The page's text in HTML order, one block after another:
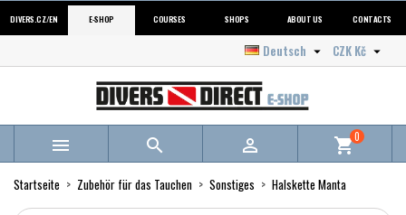
DIVERS.CZ/EN E-SHOP COURSES SHOPS ABOUT US CONTACTS
CZK Kč 
Deutsch 
   shopping_cart0
Startseite Zubehör für das Tauchen Sonstiges Halskette Manta